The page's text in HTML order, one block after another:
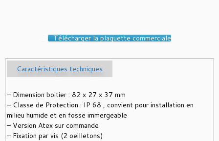
Télécharger la plaquette commerciale
Caractéristiques techniques
– Dimension boitier : 82 x 27 x 37 mm
– Classe de Protection : IP 68 , convient pour installation en
milieu humide et en fosse immergeable
– Version Atex sur commande
– Fixation par vis (2 oeilletons)